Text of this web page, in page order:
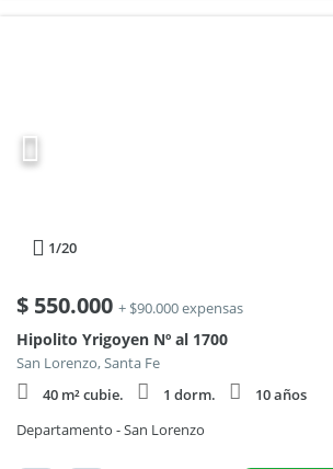
1/20
$ 550.000 + $90.000 expensas
Hipolito Yrigoyen Nº al 1700
San Lorenzo, Santa Fe
40 m² cubie.
1 dorm.
10 años
Departamento - San Lorenzo